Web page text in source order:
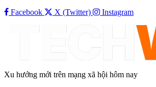
Facebook X (Twitter) Instagram
Xu hướng mới trên mạng xã hội hôm nay